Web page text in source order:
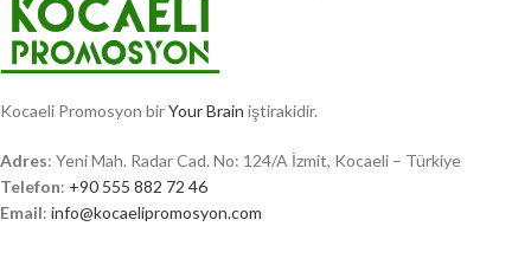
Kocaeli Promosyon birYour Brain iştirakidir.
Adres: Yeni Mah. Radar Cad. No: 124/A İzmit, Kocaeli – Türkiye
Telefon: +90 555 882 72 46
Email: info@kocaelipromosyon.com